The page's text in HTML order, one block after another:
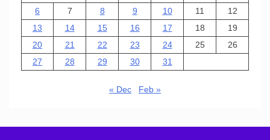
6
7 8 9 10 11
12
13
14 15 16 17 18
19
20
21 22 23 24 25
26
27
28 29 30 31
« Dec Feb »